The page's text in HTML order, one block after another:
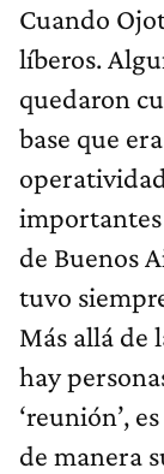
Cuando
líberos.
quedaron
base que
importantes
de Buenos
tuvo
Más allá de
hay
‘reunión’,
de manera